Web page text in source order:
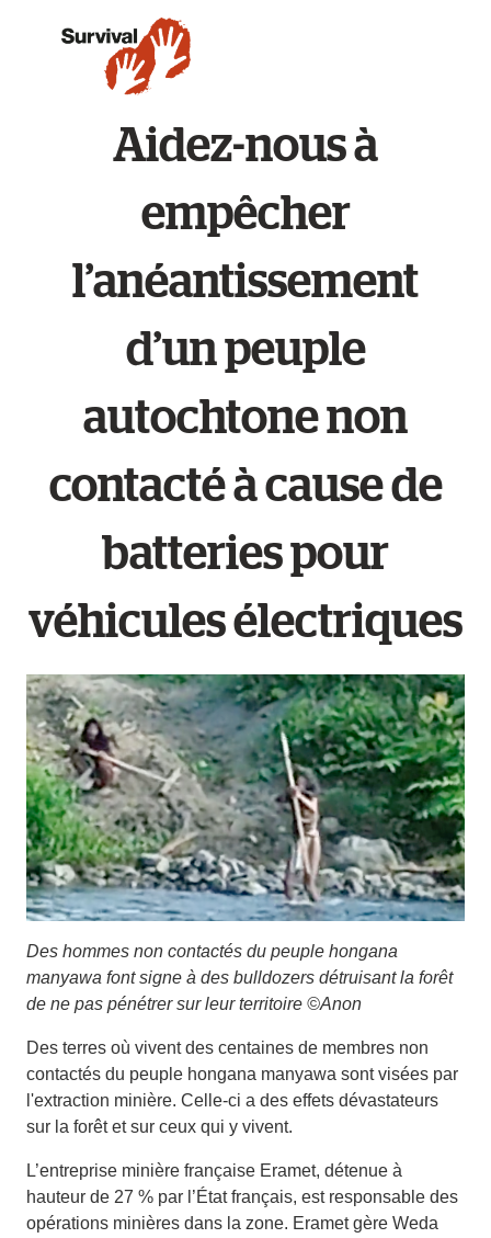
Aidez-nous à
empêcher
l’anéantissement
d’un peuple
autochtone non
contacté à cause de
batteries pour
véhicules électriques
Des hommes non contactés du peuple hongana
manyawa font signe à des bulldozers détruisant la forêt
de ne pas pénétrer sur leur territoire ©Anon
Des terres où vivent des centaines de membres non
contactés du peuple hongana manyawa sont visées par
l'extraction minière. Celle-ci a des effets dévastateurs
sur la forêt et sur ceux qui y vivent.
L’entreprise minière française Eramet, détenue à
hauteur de 27 % par l’État français, est responsable des
opérations minières dans la zone. Eramet gère Weda